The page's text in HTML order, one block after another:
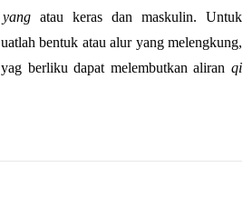
yang atau keras dan maskulin. Untuk
bentuk atau alur yang melengkung,
berliku dapat melembutkan aliran qi